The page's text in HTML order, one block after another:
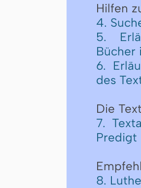
Hilfen
4.
5.
Bücher
6.
des
Die
7.
Predigt
8.